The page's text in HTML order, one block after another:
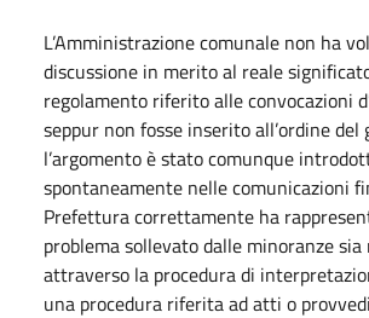
L’Amministrazione comunale non ha
discussione in merito al reale
regolamento riferito alle convocazioni
seppur non fosse inserito all’ordine del
l’argomento è stato comunque
spontaneamente nelle comunicazioni
Prefettura correttamente ha
problema sollevato dalle minoranze
attraverso la procedura di
una procedura riferita ad atti o